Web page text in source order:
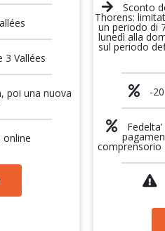
3 Vallées
poi una nuova
online
Sconto
Thorens:
un periodo di
lunedì alla
sul periodo
-
comprensorio